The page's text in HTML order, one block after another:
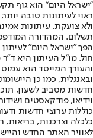
"ישראל היום" הוא גוף
ראוי לעיתונות טובה
ולא צועקת. עיתונות
הפך "ישראל היום"
חול. מו"ל העיתון היא
והעורך המייסד הוא
חדשות מסביב לשעון,
וידיאו, פודקאסטים
כוללות ערוצי חדשות
לאוויר האתר החדש